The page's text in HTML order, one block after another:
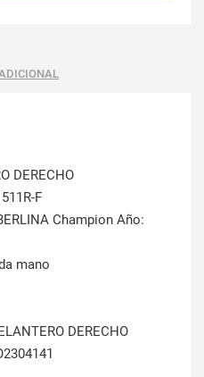
DERECHO
F
Champion Año:
mano
DERECHO